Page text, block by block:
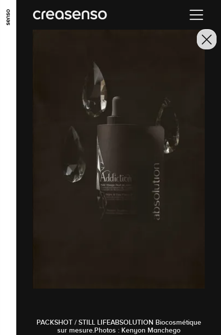
GO TO MAIN CONTENT GO TO MAIN MENU
PACKSHOT / STILL LIFEABSOLUTION Biocosmétique
sur mesure.Photos : Kenyon Manchego